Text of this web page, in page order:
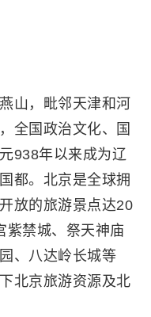
山，毗邻天津和河
全国政治文化、国
938年以来成为辽
都。北京是全球拥
放的旅游景点达20
紫禁城、祭天神庙
、八达岭长城等
北京旅游资源及北